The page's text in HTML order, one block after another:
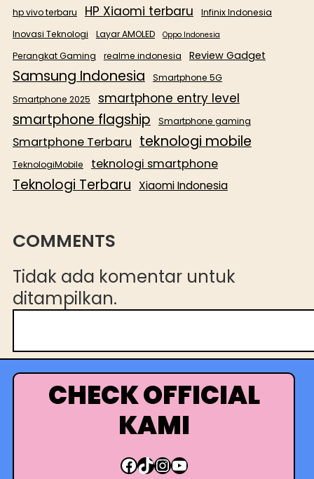
hp vivo terbaru
HP Xiaomi terbaru
Infinix Indonesia
Inovasi Teknologi
Layar AMOLED Oppo Indonesia
Perangkat Gaming realme indonesia Review Gadget
Samsung Indonesia
Smartphone 5G
Smartphone 2025
smartphone entry level
smartphone flagship Smartphone gaming
Smartphone Terbaru teknologi mobile
TeknologiMobile teknologi smartphone
Teknologi Terbaru Xiaomi Indonesia
COMMENTS
Tidak ada komentar untuk
ditampilkan.
r
i
CHECK OFFICIAL
KAMI
Facebook TikTok InstagramYouTube